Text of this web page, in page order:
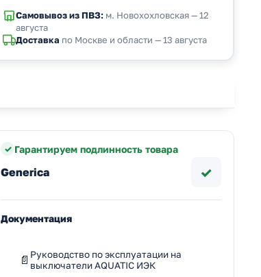
Самовывоз из ПВЗ:м. Новохохловская — 12
августа
Доставка по Москве и области — 13 августа
Гарантируем подлинность товара
Generica ✓
Документация
Руководство по эксплуатации на
выключатели AQUATIC ИЭК